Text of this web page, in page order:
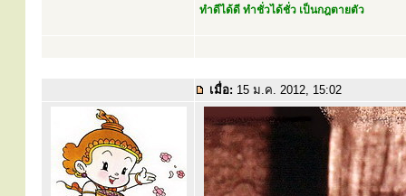
ทำดีได้ดี ทำชั่วได้ชั่ว เป็นกฎตายตัว
เมื่อ: 15 ม.ค. 2012, 15:02